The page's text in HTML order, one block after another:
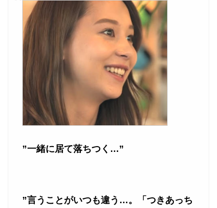
”一緒に居て落ちつく…”
”言うことがいつも違う…。「つきあっち